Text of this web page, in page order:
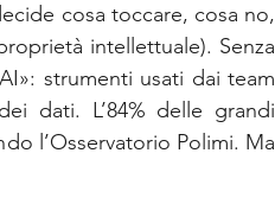
cosa toccare, cosa no,
intellettuale). Senza
strumenti usati dai team
dati. L’84% delle grandi
l’Osservatorio Polimi. Ma